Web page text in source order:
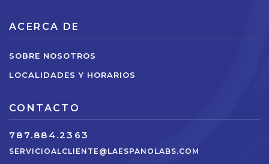
ACERCA DE
SOBRE NOSOTROS
LOCALIDADES Y HORARIOS
CONTACTO
787.884.2363
SERVICIOALCLIENTE@LAESPANOLABS.COM